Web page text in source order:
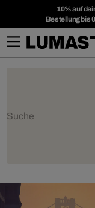
10% auf
Bestellung bis